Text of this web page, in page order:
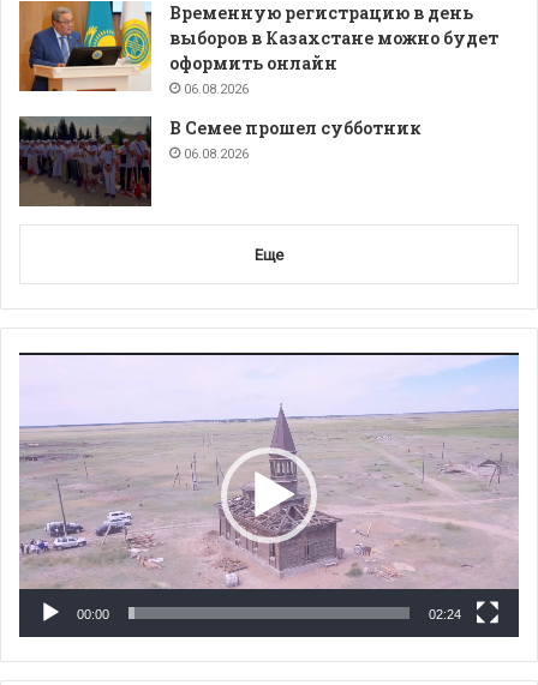
Временную регистрацию в день
выборов в Казахстане можно будет
оформить онлайн
06.08.2026
В Семее прошел субботник
06.08.2026
Еще
00:00 02:24